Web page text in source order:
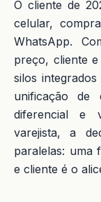
O cliente de
celular,
WhatsApp.
preço, cliente
silos
unificação de
diferencial e
varejista, a
paralelas: uma
e cliente é o